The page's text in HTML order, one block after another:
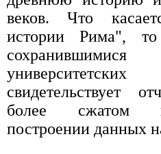
веков. Что
истории Рима",
свидетельствует
более сжатом
построении данных